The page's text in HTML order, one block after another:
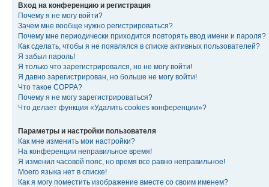
Вход на конференцию и регистрация
Почему я не могу войти?
Зачем мне вообще нужно регистрироваться?
Почему мне периодически приходится повторять ввод имени и пароля?
Как сделать, чтобы я не появлялся в списке активных пользователей?
Я забыл пароль!
Я только что зарегистрировался, но не могу войти!
Я давно зарегистрирован, но больше не могу войти!
Что такое COPPA?
Почему я не могу зарегистрироваться?
Что делает функция «Удалить cookies конференции»?
Параметры и настройки пользователя
Как мне изменить мои настройки?
На конференции неправильное время!
Я изменил часовой пояс, но время все равно неправильное!
Моего языка нет в списке!
Как я могу поместить изображение вместе со своим именем?